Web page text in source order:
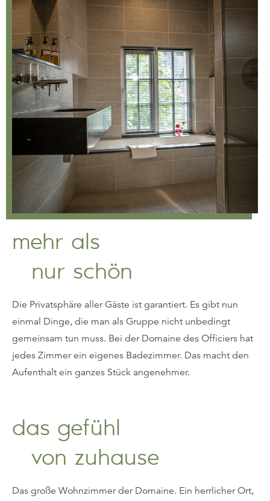
mehr als
nur schön
Die Privatsphäre aller Gäste ist garantiert. Es gibt nun
einmal Dinge, die man als Gruppe nicht unbedingt
gemeinsam tun muss. Bei der Domaine des Officiers hat
jedes Zimmer ein eigenes Badezimmer. Das macht den
Aufenthalt ein ganzes Stück angenehmer.
das gefühl
von zuhause
Das große Wohnzimmer der Domaine. Ein herrlicher Ort,